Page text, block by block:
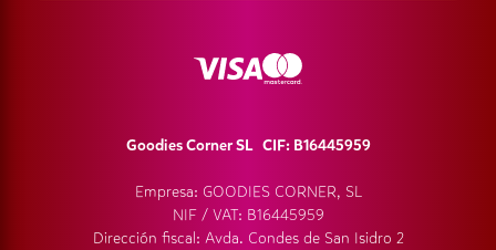
Goodies Corner SL CIF: B16445959
Empresa: GOODIES CORNER, SL
NIF / VAT: B16445959
Dirección fiscal: Avda. Condes de San Isidro 2